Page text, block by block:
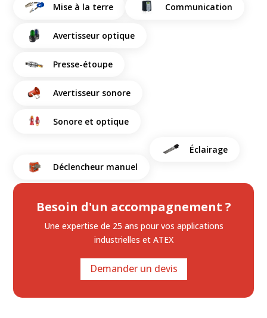
Mise à la terre Communication
Avertisseur optique
Presse-étoupe
Avertisseur sonore
Sonore et optique
Déclencheur manuel
Éclairage
Besoin d'un accompagnement ?
Une expertise de 25 ans pour vos applications
industrielles et ATEX
Demander un devis